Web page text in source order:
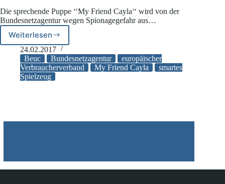
Transparenz
zu
Die sprechende Puppe ‘‘My Friend Cayla‘‘ wird von der
Bundesnetzagentur wegen Spionagegefahr aus…
WeiterlesenSprechende
Puppe
‘‘My
Friend
Cayla‘‘
24.02.2017
Beuc
Bundesnetzagentur
europäischer
Verbraucherverband
My Friend Cayla
smartes
Spielzeug